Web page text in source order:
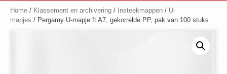
Home / Klassement en archivering / Insteekmappen / U-
mapjes / Pergamy U-mapje ft A7, gekorrelde PP, pak van 100 stuks